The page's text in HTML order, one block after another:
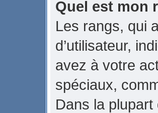
Quel est mon
Les rangs, qui
d’utilisateur,
avez à votre
spéciaux,
Dans la